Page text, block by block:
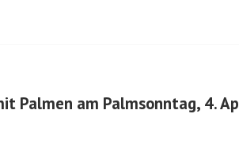
Palmen am Palmsonntag, 4.